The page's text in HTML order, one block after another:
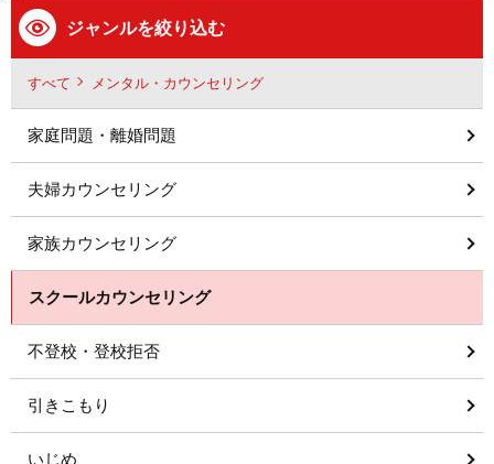
ジャンルを絞り込む
すべて メンタル・カウンセリング
家庭問題・離婚問題
夫婦カウンセリング
家族カウンセリング
スクールカウンセリング
不登校・登校拒否
引きこもり
いじめ